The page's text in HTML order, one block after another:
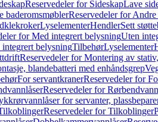
Reservedeler for SideskapLave
baderomsmøblerReservedeler for
LyselementerHendlerSett
for Med integrert belysningUten
belysningTilbehørLyselementer
Reservedeler for Montering av
blandebatteri med enhåndsgrep
For servantkranerReservedeler for
Reservedeler for
for servanter,
Reservedeler for Tilkoblinger